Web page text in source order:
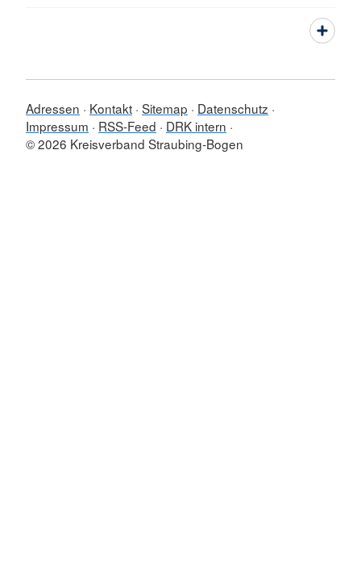
Adressen Kontakt Sitemap
Datenschutz
Impressum
RSS-Feed
DRK intern
© 2026 Kreisverband Straubing-Bogen